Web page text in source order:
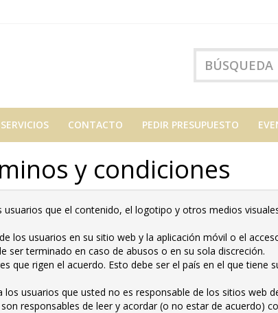
SERVICIOS CONTACTO PEDIR PRESUPUESTO
y condiciones
que el contenido, el logotipo y otros medios
los usuarios en su sitio web y la aplicación móvil o el
ser terminado en caso de abusos o en su sola discreción.
que rigen el acuerdo. Esto debe ser el país en el que tiene
los usuarios que usted no es responsable de los sitios web
responsables de leer y acordar (o no estar de acuerdo)